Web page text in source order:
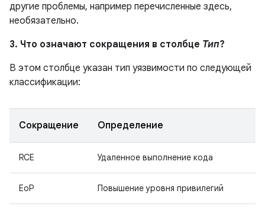
другие проблемы, например перечисленные здесь,
необязательно.
3. Что означают сокращения в столбце Тип?
В этом столбце указан тип уязвимости по следующей
классификации:
Сокращение Определение
RCE Удаленное выполнение кода
EoP Повышение уровня привилегий